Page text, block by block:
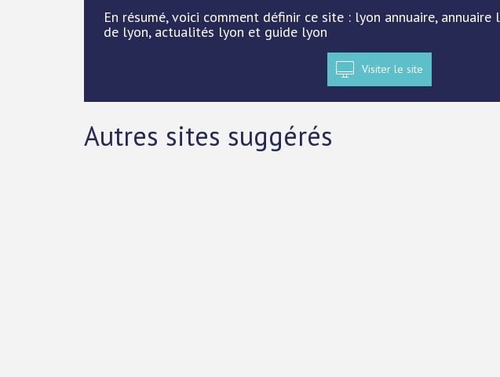
En résumé, voici comment définir ce site : lyon annuaire,
de lyon, actualités lyon et guide lyon
Visiter le site
Autres sites suggérés